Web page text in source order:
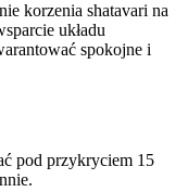
korzenia shatavari na
układu
spokojne i
pod przykryciem 15